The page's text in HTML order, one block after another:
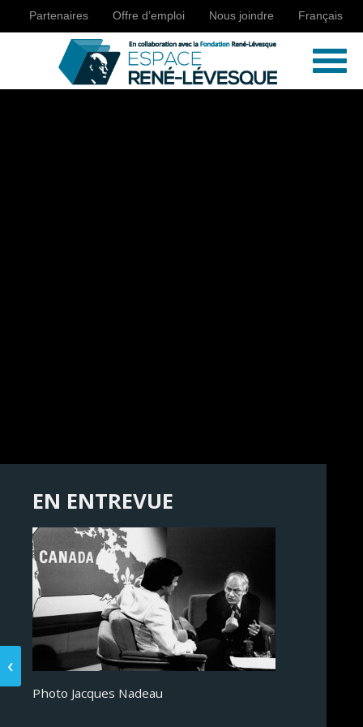
Partenaires Offre d’emploi Nous joindre Français
EN ENTREVUE
Photo Jacques Nadeau